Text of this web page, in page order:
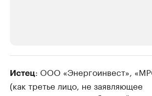
Делитесь новостями бизнеса на
Истец: ООО «Энергоинвест»,
(как третье лицо, не заявляющее